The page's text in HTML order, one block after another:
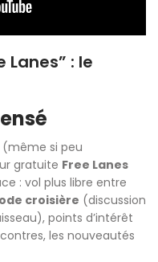
: le
si peu
gratuite Free Lanes
: vol plus libre entre
croisière (discussion
points d’intérêt
les nouveautés